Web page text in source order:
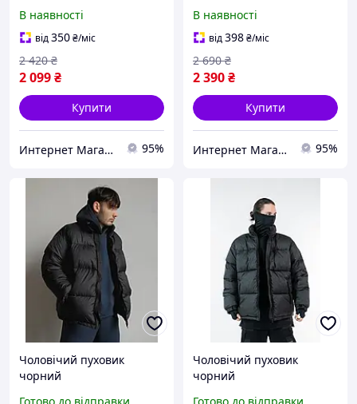
В наявності
від350₴/міс
2 099₴
2 420 ₴
Купити
Интернет Магазин Олеся 95%
В наявності
від398₴/міс
2 390₴
2 690 ₴
Купити
Интернет Магазин Олеся 95%
Чоловічий пуховик
чорний
Чоловічий пуховик
чорний